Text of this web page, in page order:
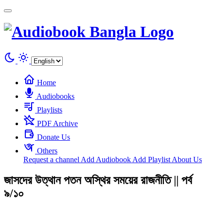
Home
Audiobooks
Playlists
PDF Archive
Donate Us
Others
Request a channel Add Audiobook Add Playlist About Us
জাসদের উত্থান পতন অস্থির সময়ের রাজনীতি || পর্ব
৯/১০